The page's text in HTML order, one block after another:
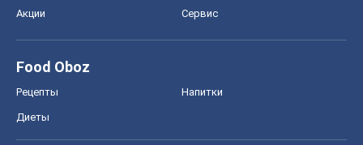
Акции Сервис
Food Oboz
Рецепты Напитки
Диеты